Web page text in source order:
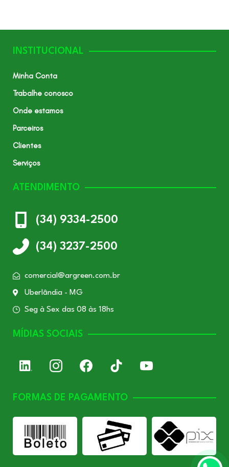
INSTITUCIONAL
Minha Conta
Trabalhe conosco
Onde estamos
Parceiros
Clientes
Serviços
ATENDIMENTO
(34) 9334-2500
(34) 3237-2500
comercial@argreen.com.br
Uberlândia - MG
Seg à Sex das 08 às 18hs
MÍDIAS SOCIAIS
FORMAS DE PAGAMENTO